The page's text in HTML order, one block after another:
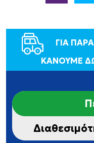
ΓΙΑ
ΚΑΝΟΥΜΕ